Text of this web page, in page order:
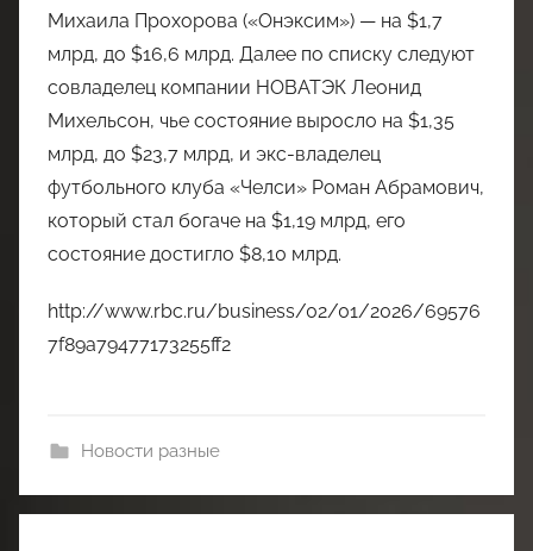
Михаила Прохорова («Онэксим») — на $1,7
млрд, до $16,6 млрд. Далее по списку следуют
совладелец компании НОВАТЭК Леонид
Михельсон, чье состояние выросло на $1,35
млрд, до $23,7 млрд, и экс-владелец
футбольного клуба «Челси» Роман Абрамович,
который стал богаче на $1,19 млрд, его
состояние достигло $8,10 млрд.
http://www.rbc.ru/business/02/01/2026/69576
7f89a79477173255ff2
Новости разные